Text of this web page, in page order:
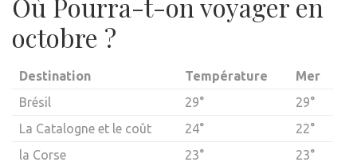
octobre ?
Destination Température
Mer
Brésil
29°
29°
La Catalogne et le coût
24°
22°
la Corse
23°
23°